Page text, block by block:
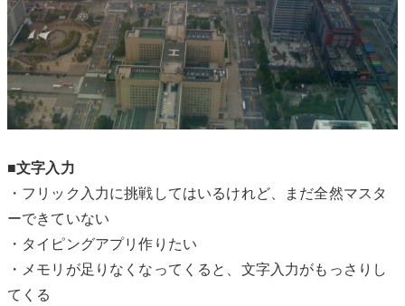
■文字入力
・フリック入力に挑戦してはいるけれど、まだ全然マスタ
ーできていない
・タイピングアプリ作りたい
・メモリが足りなくなってくると、文字入力がもっさりし
てくる